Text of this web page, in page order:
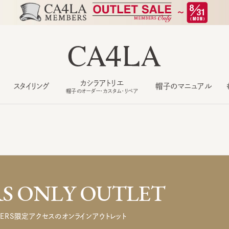
スタイリング カシラアトリエ
帽子のオーダー・カスタム・リペア
帽子のマニュアル もっ
ONLY OUTLET